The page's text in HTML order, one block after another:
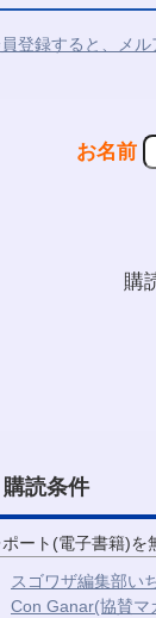
登録すると、メル
お名前
購
購読条件
ポート(電子書籍)を
スゴワザ編集部い
Con Ganar(協賛マ